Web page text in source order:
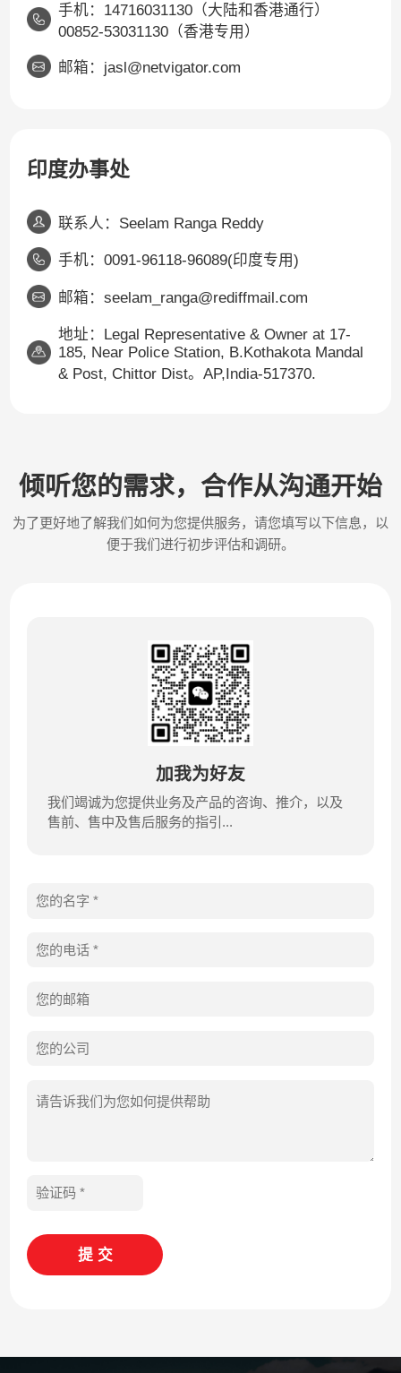
手机：14716031130（大陆和香港通行）
00852-53031130（香港专用）
邮箱：jasl@netvigator.com
印度办事处
联系人：Seelam Ranga Reddy
手机：0091-96118-96089(印度专用)
邮箱：seelam_ranga@rediffmail.com
地址：Legal Representative & Owner at 17-
185, Near Police Station, B.Kothakota Mandal
& Post, Chittor Dist。AP,India-517370.
倾听您的需求，合作从沟通开始
为了更好地了解我们如何为您提供服务，请您填写以下信息，以
便于我们进行初步评估和调研。
加我为好友
我们竭诚为您提供业务及产品的咨询、推介，以及
售前、售中及售后服务的指引...